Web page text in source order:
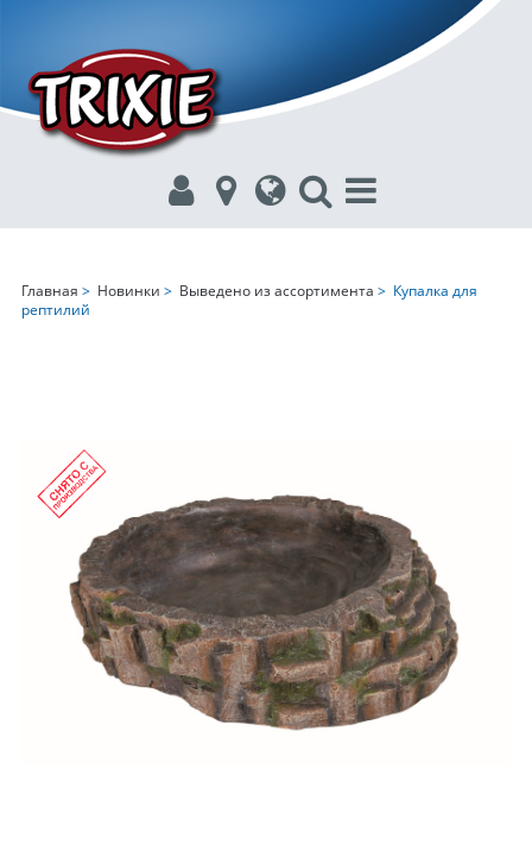
Главная > Новинки > Выведено из ассортимента > Купалка для
рептилий